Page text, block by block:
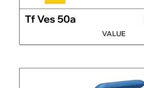
Tf Ves 50a
VALUE